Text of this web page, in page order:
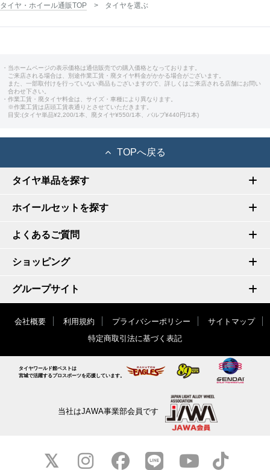
タイヤ・ホイール通販TOP タイヤを選ぶ
・当ホームページの表示価格は通信販売での購入価格となっております。
ご来店される場合は、別途作業工賃・廃タイヤ料金がかかる場合がございます。
また、一部取付けを行っていない商品もございますので、詳しくはご来店される店舗にお問い
合わせ下さい。
・作業工賃・廃タイヤ料金は、サイズ・車種により異なります。
※作業工賃は店頭工賃表通りとさせていただきます。
目安:(タイヤ単品¥2,200/1本、廃タイヤ¥550/1本、バルブ¥440円/1本)
TOPへ戻る
タイヤ単品を探す
ホイールセットを探す
よくあるご質問
ショッピング
グループサイト
会社概要 利用規約 プライバシーポリシー
サイトマップ
特定商取引法に基づく表記
タイヤワールド館ベストは
宮城で活躍するプロスポーツを応援しています。
当社はJAWA事業部会員です